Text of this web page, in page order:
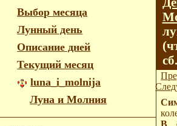
Выбор месяца
Лунный день
Описание дней
Текущий месяц
luna_i_molnija
Луна и Молния